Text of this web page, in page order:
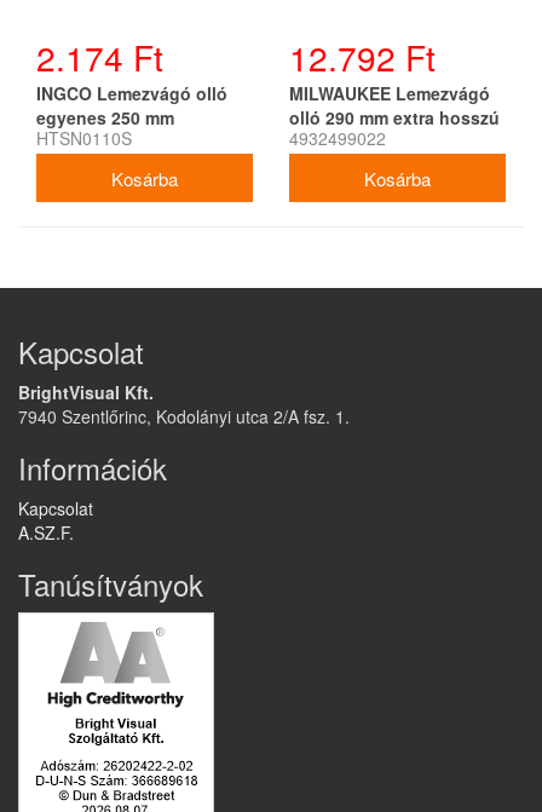
2.174 Ft
INGCO Lemezvágó olló
egyenes 250 mm
HTSN0110S
12.792 Ft
MILWAUKEE Lemezvágó
olló 290 mm extra hosszú
balos (48224538)
4932499022
Kapcsolat
BrightVisual Kft.
7940 Szentlőrinc, Kodolányi utca 2/A fsz. 1.
Információk
Kapcsolat
A.SZ.F.
Tanúsítványok